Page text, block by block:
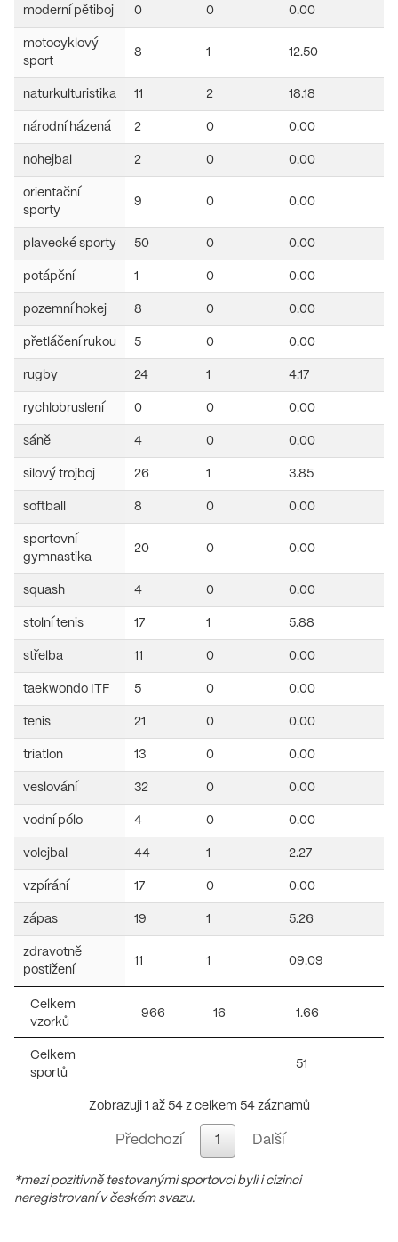
moderní pětiboj 0 0 0.00
motocyklový
sport
8 1 12.50
naturkulturistika 11 2 18.18
národní házená 2 0 0.00
nohejbal 2 0 0.00
orientační
sporty
9 0 0.00
plavecké sporty 50 0 0.00
potápění 1 0 0.00
pozemní hokej 8 0 0.00
přetláčení rukou 5 0 0.00
rugby 24 1 4.17
rychlobruslení 0 0 0.00
sáně 4 0 0.00
silový trojboj 26 1 3.85
softball 8 0 0.00
sportovní
gymnastika
20 0 0.00
squash 4 0 0.00
stolní tenis 17 1 5.88
střelba 11 0 0.00
taekwondo ITF 5 0 0.00
tenis 21 0 0.00
triatlon 13 0 0.00
veslování 32 0 0.00
vodní pólo 4 0 0.00
volejbal 44 1 2.27
vzpírání 17 0 0.00
zápas 19 1 5.26
zdravotně
postižení
11 1 09.09
Celkem
vzorků
966 16 1.66
Celkem
sportů
51
Zobrazuji 1 až 54 z celkem 54 záznamů
Předchozí 1 Další
*mezi pozitivně testovanými sportovci byli i cizinci
neregistrovaní v českém svazu.